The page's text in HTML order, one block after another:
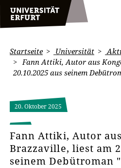
Startseite Universität
Fann Attiki, Autor aus
20.10.2025 aus seinem
20. Oktober 2025
Fann Attiki, Autor
Brazzaville, liest am
seinem Debütroman